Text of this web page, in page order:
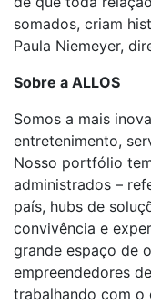
somados, criam
Paula Niemeyer,
Sobre a ALLOS
Somos a mais
entretenimento,
Nosso portfólio
administrados –
país, hubs de
convivência e
grande espaço de
empreendedores
trabalhando com o